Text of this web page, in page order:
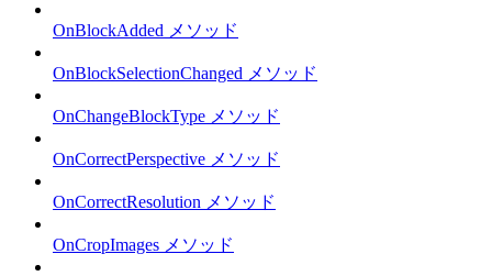
OnBlockAdded メソッド
OnBlockSelectionChanged メソッド
OnChangeBlockType メソッド
OnCorrectPerspective メソッド
OnCorrectResolution メソッド
OnCropImages メソッド